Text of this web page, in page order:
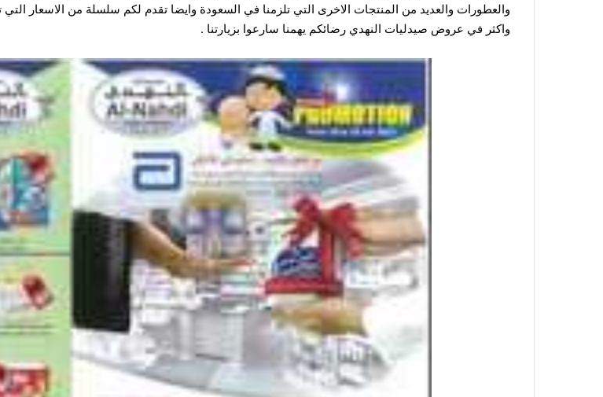
والعطورات والعديد من المنتجات الاخرى التي تلزمنا في السعودة وايضا تقدم لكم سلسلة من
واكثر في عروض صيدليات النهدي رضائكم يهمنا سارعوا بزيارتنا .